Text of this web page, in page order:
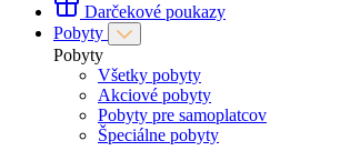
Darčekové poukazy
Pobyty
Pobyty
Všetky pobyty
Akciové pobyty
Pobyty pre samoplatcov
Špeciálne pobyty